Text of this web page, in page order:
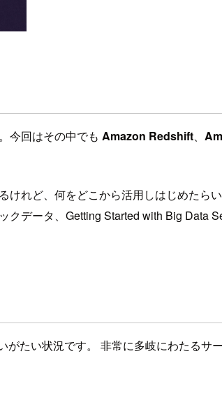
今回はその中でも Amazon Redshift、
れど、何をどこから活用しはじめたら
データ、Getting Started with Big Data
たい状況です。 非常に多岐にわたるサ